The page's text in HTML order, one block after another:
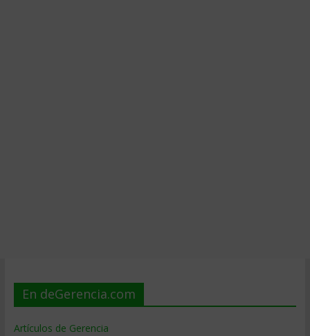
En deGerencia.com
Artículos de Gerencia